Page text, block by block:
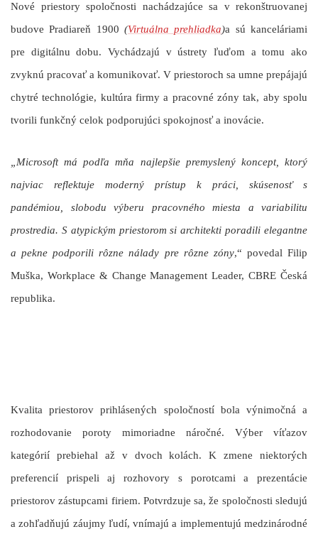
Nové priestory spoločnosti nachádzajúce sa v rekonštruovanej
budove Pradiareň 1900 (Virtuálna prehliadka)a sú kanceláriami
pre digitálnu dobu. Vychádzajú v ústrety ľuďom a tomu ako
zvyknú pracovať a komunikovať. V priestoroch sa umne prepájajú
chytré technológie, kultúra firmy a pracovné zóny tak, aby spolu
tvorili funkčný celok podporujúci spokojnosť a inovácie.
„Microsoft má podľa mňa najlepšie premyslený koncept, ktorý
najviac reflektuje moderný prístup k práci, skúsenosť s
pandémiou, slobodu výberu pracovného miesta a variabilitu
prostredia. S atypickým priestorom si architekti poradili elegantne
a pekne podporili rôzne nálady pre rôzne zóny,“ povedalFilip
Muška, Workplace & Change Management Leader, CBRE Česká
republika.
Kvalita priestorov prihlásených spoločností bola výnimočná a
rozhodovanie poroty mimoriadne náročné. Výber víťazov
kategórií prebiehal až v dvoch kolách. K zmene niektorých
preferencií prispeli aj rozhovory s porotcami a prezentácie
priestorov zástupcami firiem. Potvrdzuje sa, že spoločnosti sledujú
a zohľadňujú záujmy ľudí, vnímajú a implementujú medzinárodné